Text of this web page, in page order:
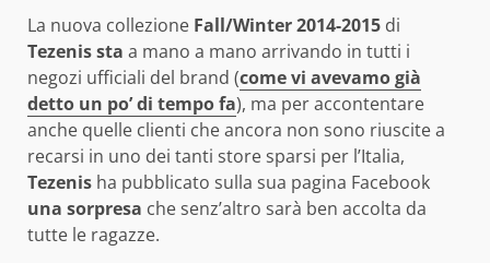
La nuova collezione Fall/Winter 2014-2015 di
Tezenis sta a mano a mano arrivando in tutti i
negozi ufficiali del brand (come vi avevamo già
detto un po’ di tempo fa), ma per accontentare
anche quelle clienti che ancora non sono riuscite a
recarsi in uno dei tanti store sparsi per l’Italia,
Tezenis ha pubblicato sulla sua pagina Facebook
una sorpresa che senz’altro sarà ben accolta da
tutte le ragazze.